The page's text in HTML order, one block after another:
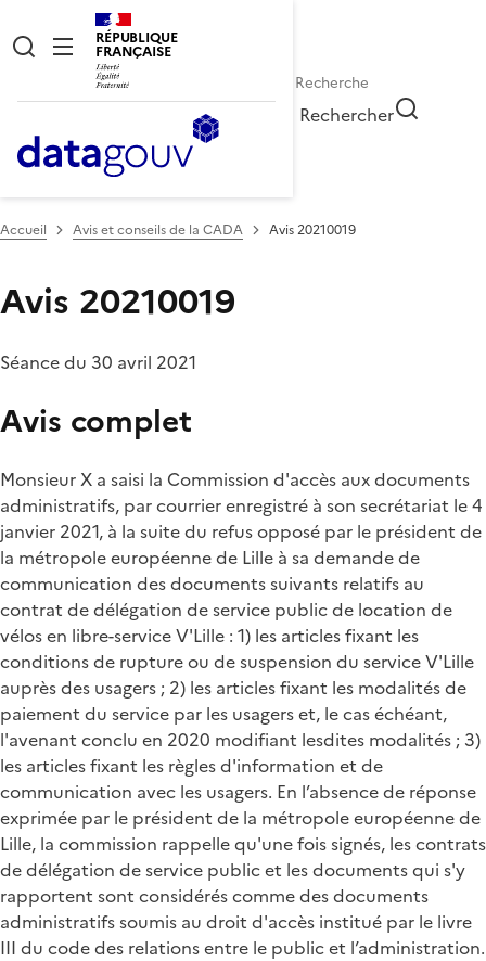
RÉPUBLIQUE
FRANÇAISE
Rechercher
Accueil Avis et conseils de la CADA Avis 20210019
Avis 20210019
Séance du 30 avril 2021
Avis complet
Monsieur X a saisi la Commission d'accès aux documents
administratifs, par courrier enregistré à son secrétariat le 4
janvier 2021, à la suite du refus opposé par le président de
la métropole européenne de Lille à sa demande de
communication des documents suivants relatifs au
contrat de délégation de service public de location de
vélos en libre-service V'Lille : 1) les articles fixant les
conditions de rupture ou de suspension du service V'Lille
auprès des usagers ; 2) les articles fixant les modalités de
paiement du service par les usagers et, le cas échéant,
l'avenant conclu en 2020 modifiant lesdites modalités ; 3)
les articles fixant les règles d'information et de
communication avec les usagers. En l’absence de réponse
exprimée par le président de la métropole européenne de
Lille, la commission rappelle qu'une fois signés, les contrats
de délégation de service public et les documents qui s'y
rapportent sont considérés comme des documents
administratifs soumis au droit d'accès institué par le livre
III du code des relations entre le public et l’administration.